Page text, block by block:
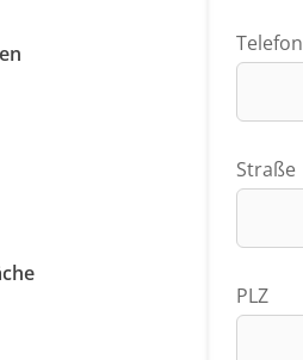
Telefon
Straße
PLZ